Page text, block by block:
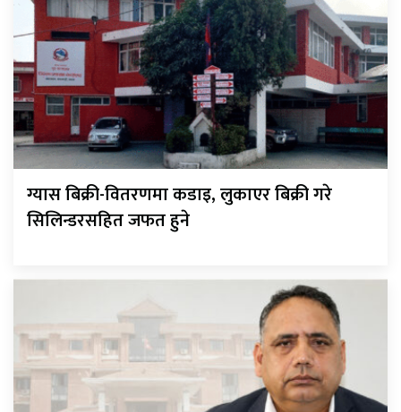
ग्यास बिक्री-वितरणमा कडाइ, लुकाएर बिक्री गरे
सिलिन्डरसहित जफत हुने